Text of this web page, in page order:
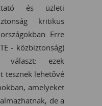
és üzleti
kritikus
Erre
- közbiztonság)
választ: ezek
tesznek lehetővé
amelyeket
de a